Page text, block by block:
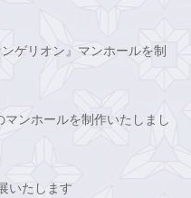
ゲリオン』マンホールを制
ンホールを制作いたしまし
いたします